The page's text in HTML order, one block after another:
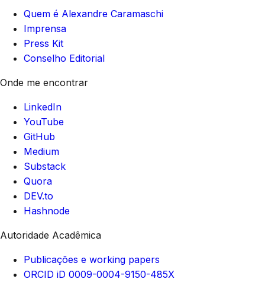
Quem é Alexandre Caramaschi
Imprensa
Press Kit
Conselho Editorial
Onde me encontrar
LinkedIn
YouTube
GitHub
Medium
Substack
Quora
DEV.to
Hashnode
Autoridade Acadêmica
Publicações e working papers
ORCID iD 0009-0004-9150-485X